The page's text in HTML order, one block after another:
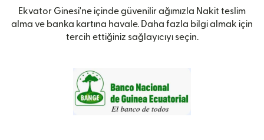
Ekvator Ginesi'ne içinde güvenilir ağımızla Nakit teslim
alma ve banka kartına havale. Daha fazla bilgi almak için
tercih ettiğiniz sağlayıcıyı seçin.